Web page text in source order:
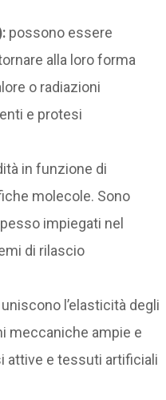
possono essere
alla loro forma
o radiazioni
e protesi
in funzione di
molecole. Sono
impiegati nel
di rilascio
l’elasticità degli
meccaniche ampie e
attive e tessuti artificiali